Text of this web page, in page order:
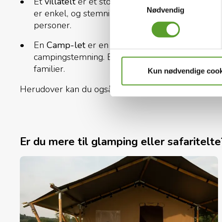
Nødvendig
Kun nødvendige
er enkel, og stemningen minder om
personer.
En Camp-leter en teltvogn med faste senge
campingstemning. En Camp-let er typisk
familier.
Herudover kan du også leje glampingtelte og
Er du mere til glamping eller